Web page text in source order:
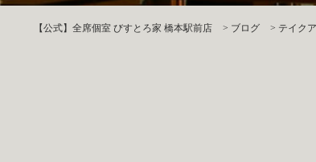
【公式】全席個室 びすとろ家 橋本駅前店 > ブログ > テイク